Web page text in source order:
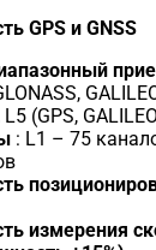
GPS и GNSS
(GPS,
: L1 – 75
измерения